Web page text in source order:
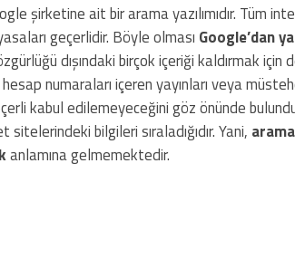
şirketine ait bir arama yazılımıdır. Tüm
geçerlidir. Böyle olması Google’dan
dışındaki birçok içeriği kaldırmak için
numaraları içeren yayınları veya
kabul edilemeyeceğini göz önünde
bilgileri sıraladığıdır. Yani, arama
anlamına gelmemektedir.